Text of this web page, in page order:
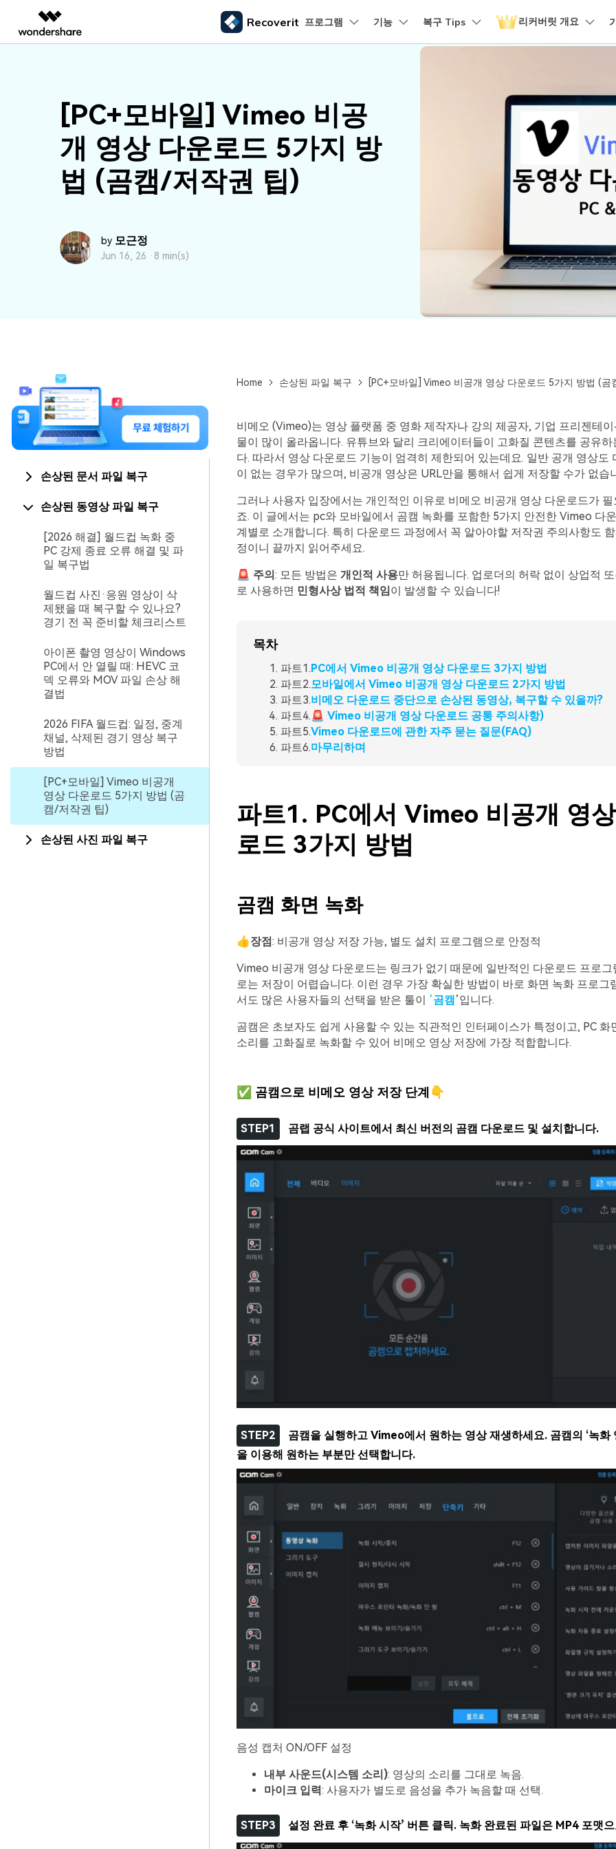
주요 제품
쉽고 재미있는 영상 편집
UniConverter
올인원 미디어 툴박스
DemoCreator
강력한 화면 녹화
EdrawMax
순서도 프로그램
EdrawMind
마인드맵 프로그램 손상된
모바일
모든 제품 알아보기
비즈니스
교육
파트너
PDFelement
UniConverter
DemoCreator
회사 소개
회사 소개
뉴스룸 플랜 및 가격
Recoverit 프로그램
선도적인 데이터 복구 전문가 Mac 시스템에서 무제한 데이터 복구
리커버릿 무료 버전
기능
사진 복구
동영상 복구
파일 복구
엑셀 복구
NAS 복구
SD 카드 복구
파티션 복구
리커버릿 모든 기능 확인하기
복구 Tips
USB 복구
외장하드 복구
SD카드 복구
기타 장치 복구
휴지통 비우기 복구
파일 영구 삭제 복구
하드디스크 복구
손상된 사진 파일 복구
손상된 동영상 파일 복구
손상된 문서 파일 복구
더 많은 솔루션 찾기
리커버릿 개요
메모리 카드 복구
하드 드라이브 복구
USB 데이터 복구
쓰레기통 복구
리눅스 데이터 복구
모든 기능 확인하기
[PC+모바일] Vimeo 비공
개 영상 다운로드 5가지 방
법 (곰캠/저작권 팁)
by 모근정
Jun 16, 26 · 8 min(s)
손상된 문서 파일 복구
손상된 동영상 파일 복구
[2026 해결] 월드컵 녹화 중
PC 강제 종료 오류 해결 및 파
일 복구법
월드컵 사진·응원 영상이 삭
제됐을 때 복구할 수 있나요?
경기 전 꼭 준비할 체크리스트
아이폰 촬영 영상이 Windows
PC에서 안 열릴 때: HEVC 코
덱 오류와 MOV 파일 손상 해
결법
2026 FIFA 월드컵: 일정, 중계
채널, 삭제된 경기 영상 복구
방법
[PC+모바일] Vimeo 비공개
영상 다운로드 5가지 방법 (곰
캠/저작권 팁)
손상된 사진 파일 복구
Home 손상된 파일 복구 [PC+모바일] Vimeo 비공개 영상 다운로드 5가지 방법 (곰
비메오 (Vimeo)는 영상 플랫폼 중 영화 제작자나 강의 제공자, 기업 프리젠테
물이 많이 올라옵니다. 유튜브와 달리 크리에이터들이 고화질 콘텐츠를 공유
다. 따라서 영상 다운로드 기능이 엄격히 제한되어 있는데요. 일반 공개 영상도
이 없는 경우가 많으며, 비공개 영상은 URL만을 통해서 쉽게 저장할 수가 없습
그러나 사용자 입장에서는 개인적인 이유로 비메오 비공개 영상 다운로드가
죠. 이 글에서는 pc와 모바일에서 곰캠 녹화를 포함한 5가지 안전한 Vimeo 다
계별로 소개합니다. 특히 다운로드 과정에서 꼭 알아야할 저작권 주의사항도
정이니 끝까지 읽어주세요.
🚨 주의: 모든 방법은 개인적 사용만 허용됩니다. 업로더의 허락 없이 상업적
로 사용하면 민형사상 법적 책임이 발생할 수 있습니다!
목차
파트1.PC에서 Vimeo 비공개 영상 다운로드 3가지 방법
파트2.모바일에서 Vimeo 비공개 영상 다운로드 2가지 방법
파트3.비메오 다운로드 중단으로 손상된 동영상, 복구할 수 있을까?
파트4.🚨 Vimeo 비공개 영상 다운로드 공통 주의사항)
파트5.Vimeo 다운로드에 관한 자주 묻는 질문(FAQ)
파트6.마무리하며
파트1. PC에서 Vimeo 비공개 영
로드 3가지 방법
곰캠 화면 녹화
👍장점: 비공개 영상 저장 가능, 별도 설치 프로그램으로 안정적
Vimeo 비공개 영상 다운로드는 링크가 없기 때문에 일반적인 다운로드 프로그
로는 저장이 어렵습니다. 이런 경우 가장 확실한 방법이 바로 화면 녹화 프로그
서도 많은 사용자들의 선택을 받은 툴이 ‘곰캠’입니다.
곰캠은 초보자도 쉽게 사용할 수 있는 직관적인 인터페이스가 특정이고, PC 화
소리를 고화질로 녹화할 수 있어 비메오 영상 저장에 가장 적합합니다.
✅ 곰캠으로 비메오 영상 저장 단계👇
STEP1 곰랩 공식 사이트에서 최신 버전의 곰캠 다운로드 및 설치합니다.
STEP2
곰캠을 실행하고 Vimeo에서 원하는 영상 재생하세요. 곰캠의 ‘녹화
을 이용해 원하는 부분만 선택합니다.
음성 캡처 ON/OFF 설정
내부 사운드(시스템 소리): 영상의 소리를 그대로 녹음.
마이크 입력: 사용자가 별도로 음성을 추가 녹음할 때 선택.
STEP3 설정 완료 후 ‘녹화 시작’ 버튼 클릭. 녹화 완료된 파일은 MP4 포맷